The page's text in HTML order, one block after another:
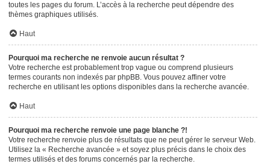
toutes les pages du forum. L’accès à la recherche peut dépendre des
thèmes graphiques utilisés.
Haut
Pourquoi ma recherche ne renvoie aucun résultat ?
Votre recherche est probablement trop vague ou comprend plusieurs
termes courants non indexés par phpBB. Vous pouvez affiner votre
recherche en utilisant les options disponibles dans la recherche avancée.
Haut
Pourquoi ma recherche renvoie une page blanche ?!
Votre recherche renvoie plus de résultats que ne peut gérer le serveur Web.
Utilisez la « Recherche avancée » et soyez plus précis dans le choix des
termes utilisés et des forums concernés par la recherche.